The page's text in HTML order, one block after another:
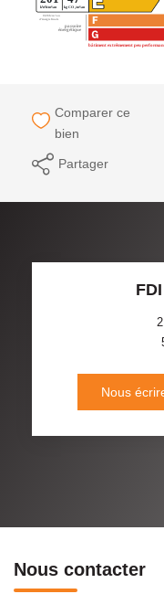
Comparer ce
bien
Partager
Nous
Nous contacter